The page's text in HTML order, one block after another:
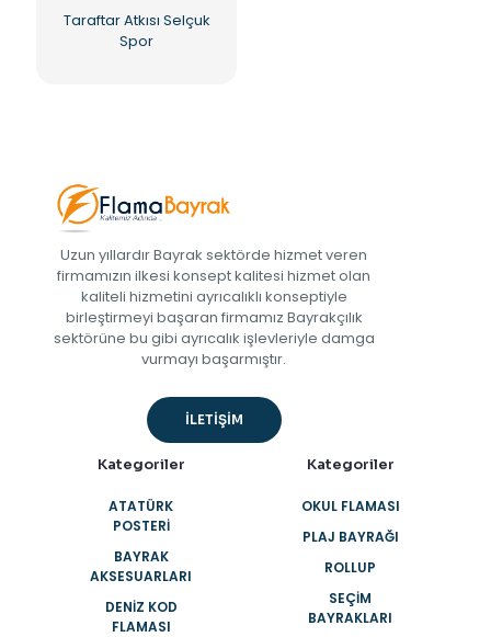
Taraftar Atkısı Selçuk
Spor
Uzun yıllardır Bayrak sektörde hizmet veren
firmamızın ilkesi konsept kalitesi hizmet olan
kaliteli hizmetini ayrıcalıklı konseptiyle
birleştirmeyi başaran firmamız Bayrakçılık
sektörüne bu gibi ayrıcalık işlevleriyle damga
vurmayı başarmıştır.
İLETİŞİM
Kategoriler
ATATÜRK
POSTERI
BAYRAK
AKSESUARLARI
DENIZ KOD
FLAMASI
Kategoriler
OKUL FLAMASI
PLAJ BAYRAĞI
ROLLUP
SEÇIM
BAYRAKLARI